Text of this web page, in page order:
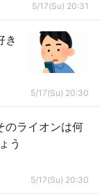
5/17(Su) 20:31
き
5/17(Su) 20:30
のライオンは何
う
5/17(Su) 20:30